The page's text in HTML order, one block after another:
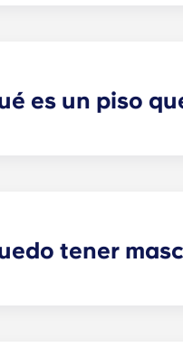
es un piso
tener